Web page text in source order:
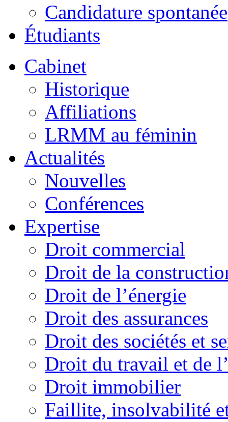
Candidature spontanée
Étudiants
Cabinet
Historique
Affiliations
LRMM au féminin
Actualités
Nouvelles
Conférences
Expertise
Droit commercial
Droit de la
Droit de l’énergie
Droit des assurances
Droit des sociétés et
Droit du travail et de
Droit immobilier
Faillite, insolvabilité